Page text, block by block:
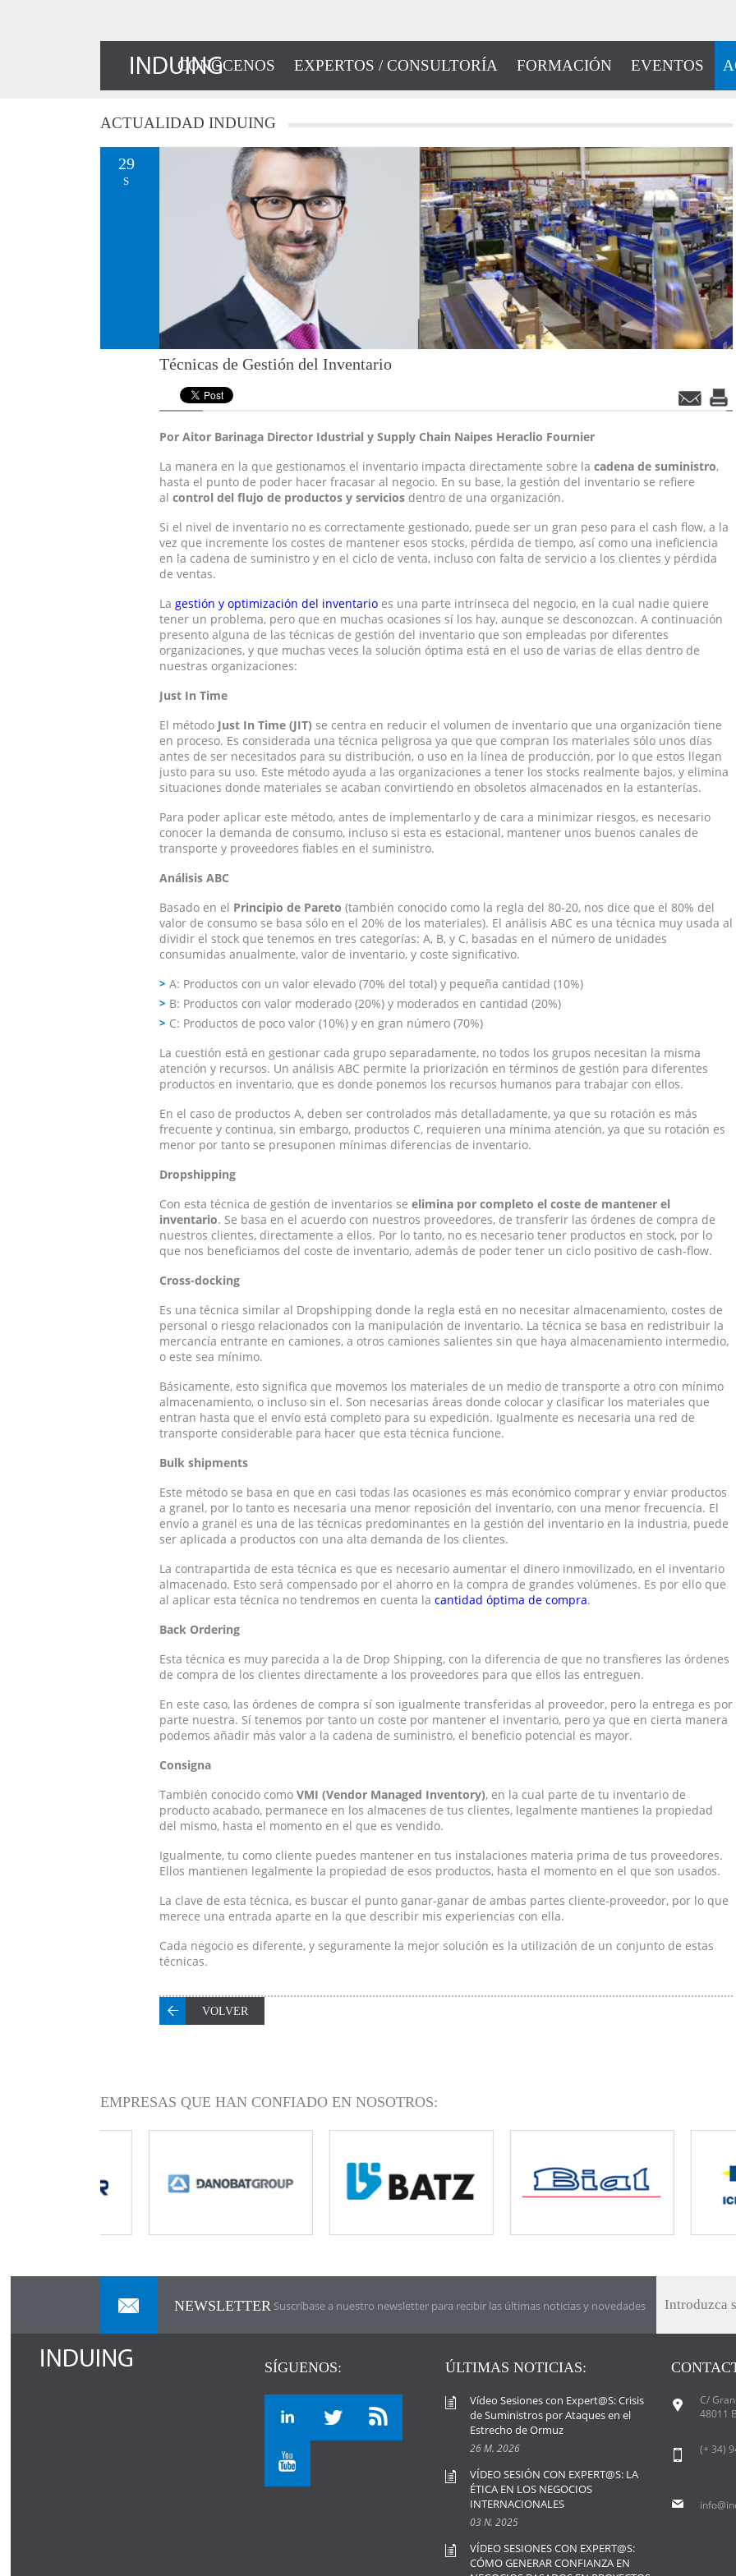
CONÓCENOS EXPERTOS / CONSULTORÍA FORMACIÓN EVENTOS
ACTUALIDAD INDUING
29
S
Técnicas de Gestión del Inventario
Por Aitor Barinaga Director Idustrial y Supply Chain Naipes Heraclio Fournier
La manera en la que gestionamos el inventario impacta directamente sobre la cadena de suministro,
hasta el punto de poder hacer fracasar al negocio. En su base, la gestión del inventario se refiere
al control del flujo de productos y serviciosdentro de una organización.
Si el nivel de inventario no es correctamente gestionado, puede ser un gran peso para el cash flow, a la
vez que incremente los costes de mantener esos stocks, pérdida de tiempo, así como una ineficiencia
en la cadena de suministro y en el ciclo de venta, incluso con falta de servicio a los clientes y pérdida
de ventas.
La gestión y optimización del inventarioes una parte intrínseca del negocio, en la cual nadie quiere
tener un problema, pero que en muchas ocasiones sí los hay, aunque se desconozcan. A continuación
presento alguna de las técnicas de gestión del inventario que son empleadas por diferentes
organizaciones, y que muchas veces la solución óptima está en el uso de varias de ellas dentro de
nuestras organizaciones:
Just In Time
El método Just In Time (JIT) se centra en reducir el volumen de inventario que una organización tiene
en proceso. Es considerada una técnica peligrosa ya que que compran los materiales sólo unos días
antes de ser necesitados para su distribución, o uso en la línea de producción, por lo que estos llegan
justo para su uso. Este método ayuda a las organizaciones a tener los stocks realmente bajos, y elimina
situaciones donde materiales se acaban convirtiendo en obsoletos almacenados en la estanterías.
Para poder aplicar este método, antes de implementarlo y de cara a minimizar riesgos, es necesario
conocer la demanda de consumo, incluso si esta es estacional, mantener unos buenos canales de
transporte y proveedores fiables en el suministro.
Análisis ABC
Basado en el Principio de Pareto (también conocido como la regla del 80-20, nos dice que el 80% del
valor de consumo se basa sólo en el 20% de los materiales). El análisis ABC es una técnica muy usada al
dividir el stock que tenemos en tres categorías: A, B, y C, basadas en el número de unidades
consumidas anualmente, valor de inventario, y coste significativo.
A: Productos con un valor elevado (70% del total) y pequeña cantidad (10%)
B: Productos con valor moderado (20%) y moderados en cantidad (20%)
C: Productos de poco valor (10%) y en gran número (70%)
La cuestión está en gestionar cada grupo separadamente, no todos los grupos necesitan la misma
atención y recursos. Un análisis ABC permite la priorización en términos de gestión para diferentes
productos en inventario, que es donde ponemos los recursos humanos para trabajar con ellos.
En el caso de productos A, deben ser controlados más detalladamente, ya que su rotación es más
frecuente y continua, sin embargo, productos C, requieren una mínima atención, ya que su rotación es
menor por tanto se presuponen mínimas diferencias de inventario.
Dropshipping
Con esta técnica de gestión de inventarios se elimina por completo el coste de mantener el
inventario. Se basa en el acuerdo con nuestros proveedores, de transferir las órdenes de compra de
nuestros clientes, directamente a ellos. Por lo tanto, no es necesario tener productos en stock, por lo
que nos beneficiamos del coste de inventario, además de poder tener un ciclo positivo de cash-flow.
Cross-docking
Es una técnica similar al Dropshipping donde la regla está en no necesitar almacenamiento, costes de
personal o riesgo relacionados con la manipulación de inventario. La técnica se basa en redistribuir la
mercancía entrante en camiones, a otros camiones salientes sin que haya almacenamiento intermedio,
o este sea mínimo.
Básicamente, esto significa que movemos los materiales de un medio de transporte a otro con mínimo
almacenamiento, o incluso sin el. Son necesarias áreas donde colocar y clasificar los materiales que
entran hasta que el envío está completo para su expedición. Igualmente es necesaria una red de
transporte considerable para hacer que esta técnica funcione.
Bulk shipments
Este método se basa en que en casi todas las ocasiones es más económico comprar y enviar productos
a granel, por lo tanto es necesaria una menor reposición del inventario, con una menor frecuencia. El
envío a granel es una de las técnicas predominantes en la gestión del inventario en la industria, puede
ser aplicada a productos con una alta demanda de los clientes.
La contrapartida de esta técnica es que es necesario aumentar el dinero inmovilizado, en el inventario
almacenado. Esto será compensado por el ahorro en la compra de grandes volúmenes. Es por ello que
al aplicar esta técnica no tendremos en cuenta la cantidad óptima de compra.
Back Ordering
Esta técnica es muy parecida a la de Drop Shipping, con la diferencia de que no transfieres las órdenes
de compra de los clientes directamente a los proveedores para que ellos las entreguen.
En este caso, las órdenes de compra sí son igualmente transferidas al proveedor, pero la entrega es por
parte nuestra. Sí tenemos por tanto un coste por mantener el inventario, pero ya que en cierta manera
podemos añadir más valor a la cadena de suministro, el beneficio potencial es mayor.
Consigna
También conocido como VMI (Vendor Managed Inventory), en la cual parte de tu inventario de
producto acabado, permanece en los almacenes de tus clientes, legalmente mantienes la propiedad
del mismo, hasta el momento en el que es vendido.
Igualmente, tu como cliente puedes mantener en tus instalaciones materia prima de tus proveedores.
Ellos mantienen legalmente la propiedad de esos productos, hasta el momento en el que son usados.
La clave de esta técnica, es buscar el punto ganar-ganar de ambas partes cliente-proveedor, por lo que
merece una entrada aparte en la que describir mis experiencias con ella.
Cada negocio es diferente, y seguramente la mejor solución es la utilización de un conjunto de estas
técnicas.
VOLVER
EMPRESAS QUE HAN CONFIADO EN NOSOTROS:
NEWSLETTER Suscríbase a nuestro newsletter para recibir las últimas noticias y novedades
SÍGUENOS: ÚLTIMAS NOTICIAS:
Vídeo Sesiones con Expert@S: Crisis
de Suministros por Ataques en el
Estrecho de Ormuz
26 M. 2026
VÍDEO SESIÓN CON EXPERT@S: LA
ÉTICA EN LOS NEGOCIOS
INTERNACIONALES
03 N. 2025
VÍDEO SESIONES CON EXPERT@S:
CÓMO GENERAR CONFIANZA EN
C/
48011
(+ 34)